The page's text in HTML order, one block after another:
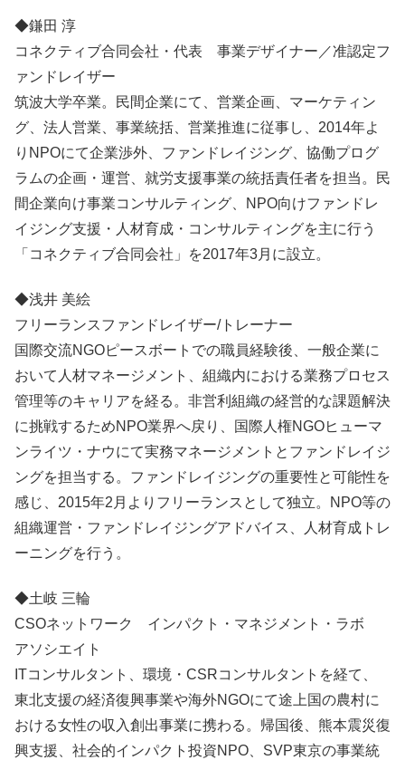
◆鎌田 淳
コネクティブ合同会社・代表 事業デザイナー／准認定フ
ァンドレイザー
筑波大学卒業。民間企業にて、営業企画、マーケティン
グ、法人営業、事業統括、営業推進に従事し、2014年よ
りNPOにて企業渉外、ファンドレイジング、協働プログ
ラムの企画・運営、就労支援事業の統括責任者を担当。民
間企業向け事業コンサルティング、NPO向けファンドレ
イジング支援・人材育成・コンサルティングを主に行う
「コネクティブ合同会社」を2017年3月に設立。
◆浅井 美絵
フリーランスファンドレイザー/トレーナー
国際交流NGOピースボートでの職員経験後、一般企業に
おいて人材マネージメント、組織内における業務プロセス
管理等のキャリアを経る。非営利組織の経営的な課題解決
に挑戦するためNPO業界へ戻り、国際人権NGOヒューマ
ンライツ・ナウにて実務マネージメントとファンドレイジ
ングを担当する。ファンドレイジングの重要性と可能性を
感じ、2015年2月よりフリーランスとして独立。NPO等の
組織運営・ファンドレイジングアドバイス、人材育成トレ
ーニングを行う。
◆土岐 三輪
CSOネットワーク インパクト・マネジメント・ラボ
アソシエイト
ITコンサルタント、環境・CSRコンサルタントを経て、
東北支援の経済復興事業や海外NGOにて途上国の農村に
おける女性の収入創出事業に携わる。帰国後、熊本震災復
興支援、社会的インパクト投資NPO、SVP東京の事業統